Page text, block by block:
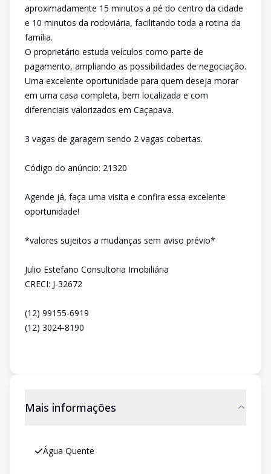
aproximadamente 15 minutos a pé do centro da cidade
e 10 minutos da rodoviária, facilitando toda a rotina da
família.
O proprietário estuda veículos como parte de
pagamento, ampliando as possibilidades de negociação.
Uma excelente oportunidade para quem deseja morar
em uma casa completa, bem localizada e com
diferenciais valorizados em Caçapava.
3 vagas de garagem sendo 2 vagas cobertas.
Código do anúncio: 21320
Agende já, faça uma visita e confira essa excelente
oportunidade!
*valores sujeitos a mudanças sem aviso prévio*
Julio Estefano Consultoria Imobiliária
CRECI: J-32672
(12) 99155-6919
(12) 3024-8190
Mais informações
Água Quente